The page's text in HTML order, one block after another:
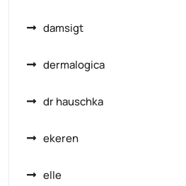
damsigt
dermalogica
dr hauschka
ekeren
elle